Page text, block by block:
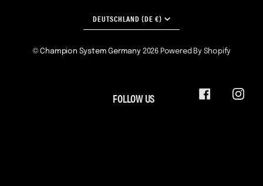
WÄHRUNG
DEUTSCHLAND (DE €)
©Champion System Germany2026 Powered By Shopify
FOLLOW US FACEBOOK